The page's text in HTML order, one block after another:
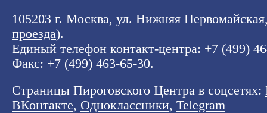
105203 г. Москва, ул. Нижняя
проезда).
Единый телефон контакт-центра: +7 (499)
Факс: +7 (499) 463-65-30.
Страницы Пироговского Центра в соцсетях:
ВКонтакте, Одноклассники, Telegram